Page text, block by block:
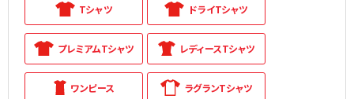
Tシャツ ドライTシャツ
プレミアムTシャツ レディースTシャツ
ワンピース ラグランTシャツ